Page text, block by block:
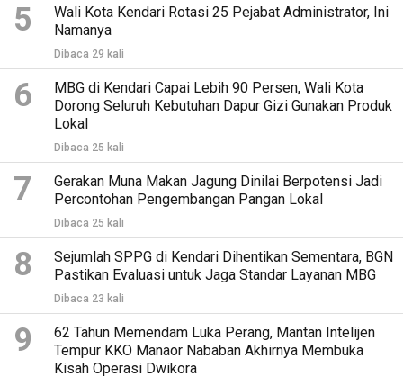
5
Wali Kota Kendari Rotasi 25 Pejabat Administrator, Ini
Namanya
Dibaca 29 kali
6
MBG di Kendari Capai Lebih 90 Persen, Wali Kota
Dorong Seluruh Kebutuhan Dapur Gizi Gunakan Produk
Lokal
Dibaca 25 kali
7
Gerakan Muna Makan Jagung Dinilai Berpotensi Jadi
Percontohan Pengembangan Pangan Lokal
Dibaca 25 kali
8
Sejumlah SPPG di Kendari Dihentikan Sementara, BGN
Pastikan Evaluasi untuk Jaga Standar Layanan MBG
Dibaca 23 kali
9
62 Tahun Memendam Luka Perang, Mantan Intelijen
Tempur KKO Manaor Nababan Akhirnya Membuka
Kisah Operasi Dwikora